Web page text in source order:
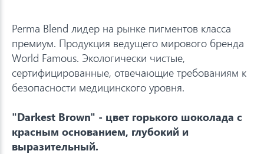
Perma Blend лидер на рынке пигментов класса
премиум. Продукция ведущего мирового бренда
World Famous. Экологически чистые,
сертифицированные, отвечающие требованиям к
безопасности медицинского уровня.
"Darkest Brown" - цвет горького шоколада с
красным основанием, глубокий и
выразительный.